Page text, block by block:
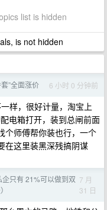
list is hidden
is not hidden
”全面涨价 6 小时 0 分钟前
样，很好计量，淘宝上
电箱打开，装到总闸前面
个师傅帮你装也行，一个
在这里装黑深残搞阴谋
只有 21%可以做到双 7 月
31 日